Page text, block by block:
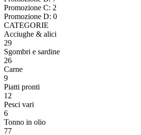
Promozione C: 2
Promozione D: 0
CATEGORIE
Acciughe & alici
29
Sgombri e sardine
26
Carne
9
Piatti pronti
12
Pesci vari
6
Tonno in olio
77